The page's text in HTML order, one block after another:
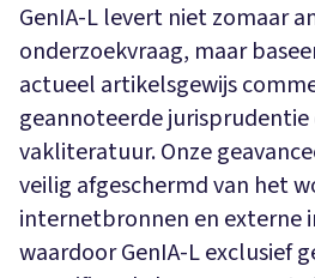
GenIA-L levert niet zomaar
onderzoekvraag, maar
actueel artikelsgewijs
geannoteerde
vakliteratuur. Onze
veilig afgeschermd van het
internetbronnen en externe
waardoor GenIA-L exclusief